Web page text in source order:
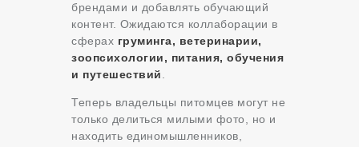
брендами и добавлять обучающий
контент. Ожидаются коллаборации в
сферах груминга, ветеринарии,
зоопсихологии, питания, обучения
и путешествий.
Теперь владельцы питомцев могут не
только делиться милыми фото, но и
находить единомышленников,